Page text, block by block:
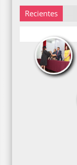
Recientes